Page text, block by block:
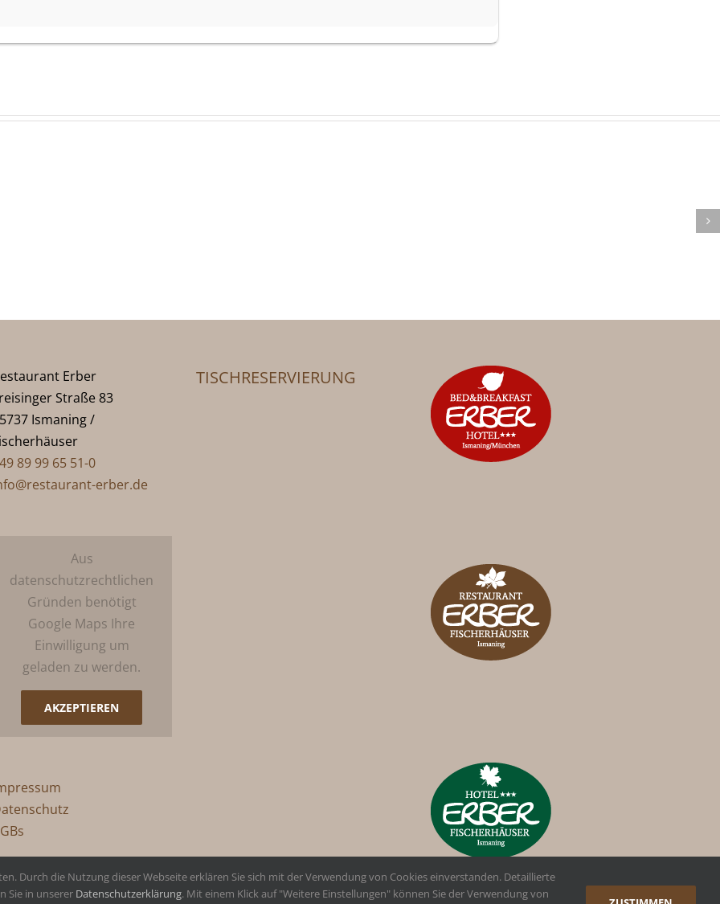
Erber
Straße 83
Ismaning /
89 99 65 51-0
erber.de
Aus
datenschutzrechtlichen
Gründen benötigt
Google Maps Ihre
Einwilligung um
geladen zu werden.
AKZEPTIEREN
TISCHRESERVIERUNG
Durch die Nutzung dieser Webseite erklären Sie sich mit der Verwendung von Cookies einverstanden. Detaillierte
Sie in unserer Datenschutzerklärung. Mit einem Klick auf "Weitere Einstellungen" können Sie der Verwendung von